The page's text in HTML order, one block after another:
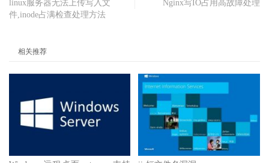
linux服务器无法上传写入文
件,inode占满检查处理方法
Nginx写IO占用高故障处理
相关推荐